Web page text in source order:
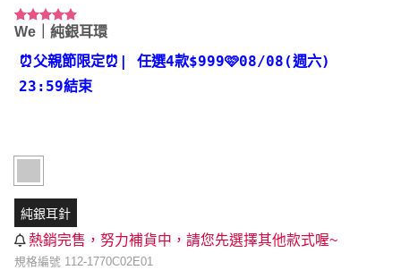
評分
4.89
9
位顧客進
行評分
We｜純銀耳環
⏰父親節限定⏰ | 任選4款$999🩷08/08(週六)
23:59結束
純銀耳針
熱銷完售，努力補貨中，請您先選擇其他款式喔~
規格編號 112-1770C02E01